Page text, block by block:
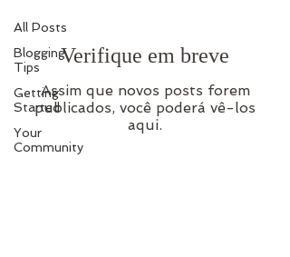
All Posts
Blogging
Tips
Getting
Started
Your
Community
Verifique em breve
Assim que novos posts forem
publicados, você poderá vê-los
aqui.